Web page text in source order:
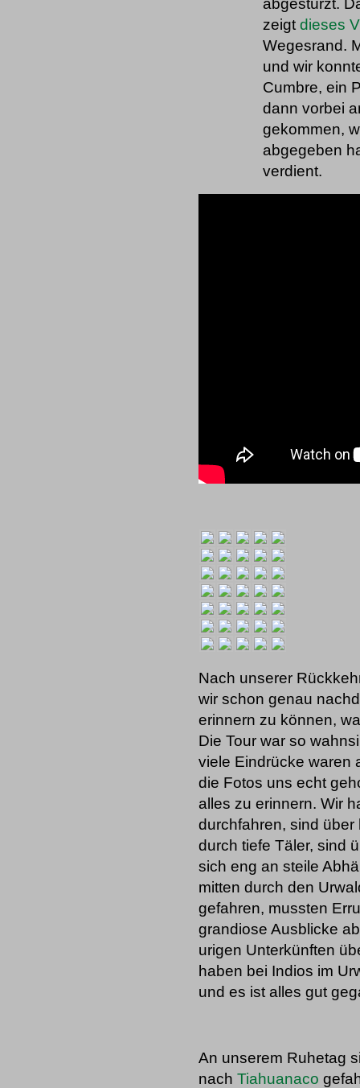
abgestürzt.
zeigt dieses
Wegesrand.
und wir
Cumbre, ein
dann vorbei
gekommen,
abgegeben
verdient.
Nach unserer
wir schon genau
erinnern zu können,
Die Tour war so
viele Eindrücke waren
die Fotos uns echt
alles zu erinnern. Wir
durchfahren, sind
durch tiefe Täler, sind
sich eng an steile
mitten durch den
gefahren, mussten
grandiose Ausblicke
urigen Unterkünften
haben bei Indios im
und es ist alles gut
An unserem Ruhetag
nach Tiahuanaco